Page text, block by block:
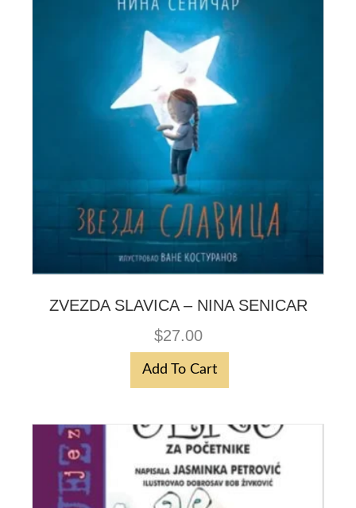
ZVEZDA SLAVICA – NINA SENICAR
$27.00
Add To Cart